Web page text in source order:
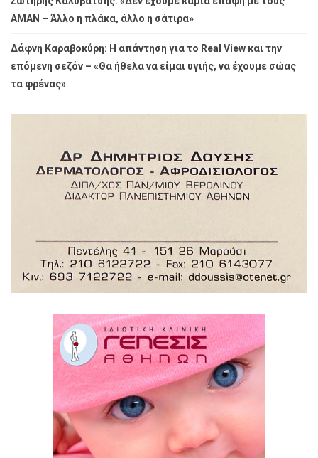
ΑΜΑΝ – Άλλο η πλάκα, άλλο η σάτιρα»
Δάφνη Καραβοκύρη: Η απάντηση για το Real View και την
επόμενη σεζόν – «Θα ήθελα να είμαι υγιής, να έχουμε σώας
τα φρένας»